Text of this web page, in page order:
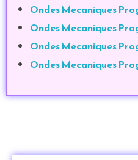
Ondes Mecaniques
Ondes Mecaniques
Ondes Mecaniques
Ondes Mecaniques